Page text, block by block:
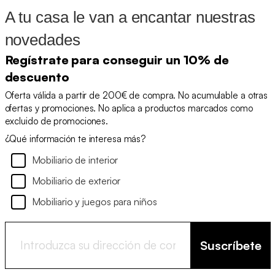
A tu casa le van a encantar nuestras
novedades
Regístrate para conseguir un 10% de
descuento
Oferta válida a partir de 200€ de compra. No acumulable a otras
ofertas y promociones. No aplica a productos marcados como
excluido de promociones.
¿Qué información te interesa más?
Mobiliario de interior
Mobiliario de exterior
Mobiliario y juegos para niños
Suscríbete